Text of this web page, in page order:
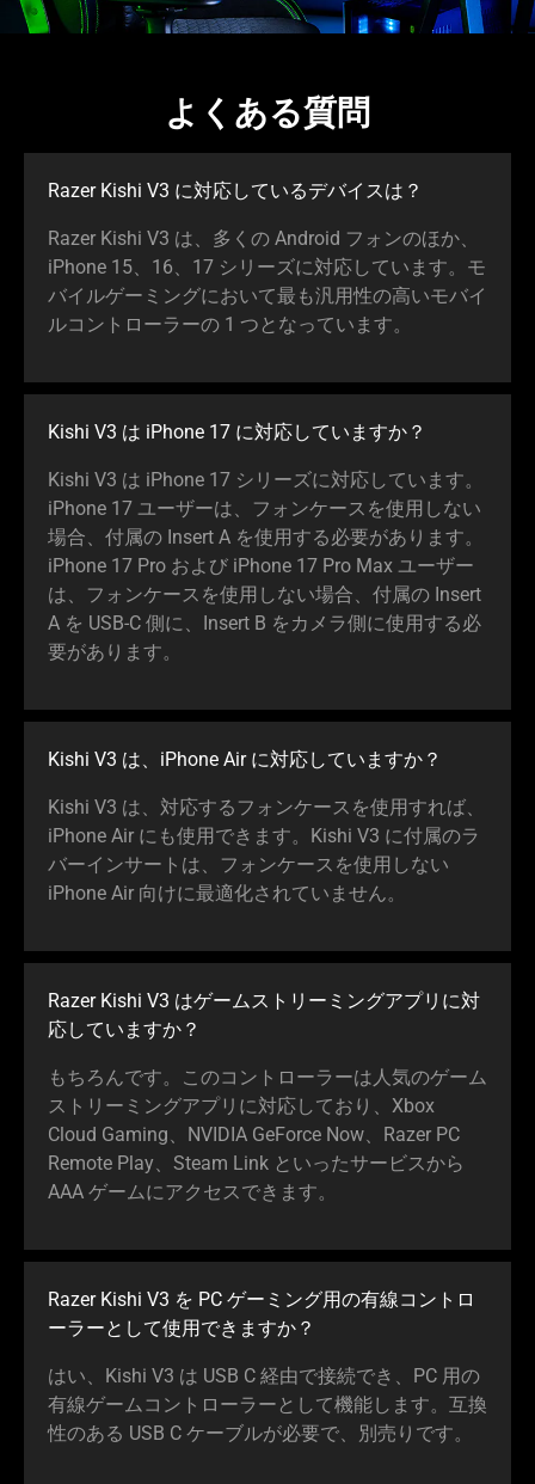
よくある質問
Razer Kishi V3 に対応しているデバイ スは ？
Razer Kishi V3 は、多くの Android フォンのほか、
iPhone 15、16、17 シリーズに対応しています。モ
バイルゲーミングにおいて最も汎用性の高いモバイ
ルコントローラーの 1 つとなってい ます。
Kishi V3 は iPhone 17 に対応していま すか ？
Kishi V3 は iPhone 17 シリーズに対応しています。
iPhone 17 ユーザーは、フォンケースを使用しない
場合、付属の Insert A を使用する必要があります。
iPhone 17 Pro および iPhone 17 Pro Max ユーザー
は、フォンケースを使用しない場合、付属の Insert
A を USB-C 側に、Insert B をカメラ側に使用する必
要があり ます。
Kishi V3 は、iPhone Air に対応していま すか ？
Kishi V3 は、対応するフォンケースを使用すれば、
iPhone Air にも使用できます。Kishi V3 に付属のラ
バーインサートは、フォンケースを使用しない
iPhone Air 向けに最適化されていま せん。
Razer Kishi V3 はゲームストリーミングアプリに対
応していま すか ？
もちろんです。このコントローラーは人気のゲーム
ストリーミングアプリに対応しており、Xbox
Cloud Gaming、NVIDIA GeForce Now、Razer PC
Remote Play、Steam Link といったサービスから
AAA ゲームにアクセスでき ます。
Razer Kishi V3 を PC ゲーミング用の有線コントロ
ーラーとして使用できま すか ？
はい、Kishi V3 は USB C 経由で接続でき、PC 用の
有線ゲームコントローラーとして機能します。互換
性のある USB C ケーブルが必要で、別売り です。